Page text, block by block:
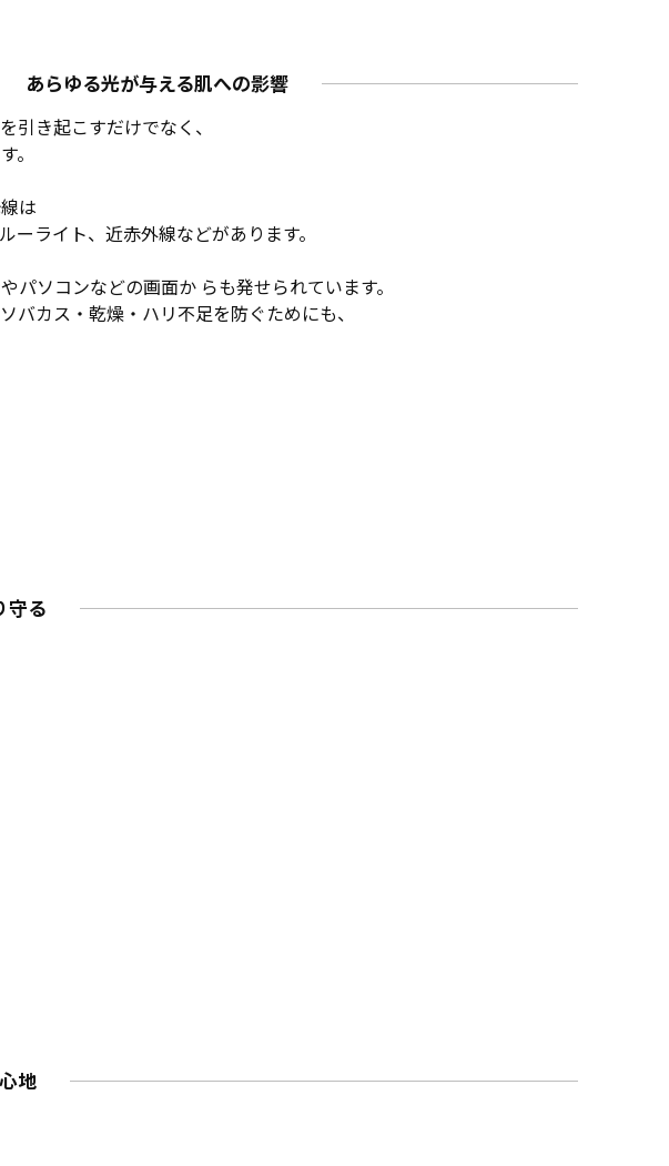
あらゆる光が与える肌への影響
引き起こすだけでなく、
。
は
ーライト、近赤外線などがあります。
パソコンなどの画面か らも発せられています。
バカス・乾燥・ハリ不足を防ぐためにも、
守る
地